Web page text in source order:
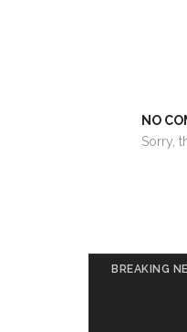
NO
Sorry,
BREAKING